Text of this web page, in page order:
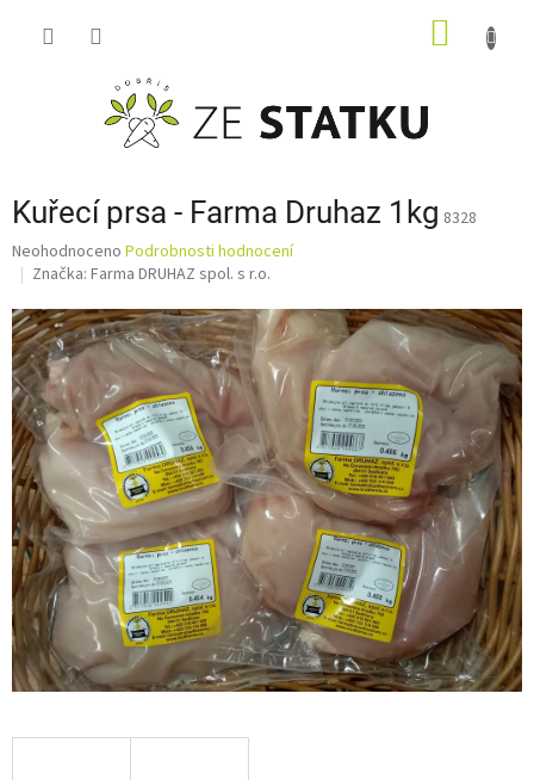
Kuřecí prsa - Farma Druhaz 1kg 8328
Průměrné
hodnocení
je
0,0
z
5
hvězdiček.
Neohodnoceno Podrobnosti hodnocení
Značka: Farma DRUHAZ spol. s r.o.